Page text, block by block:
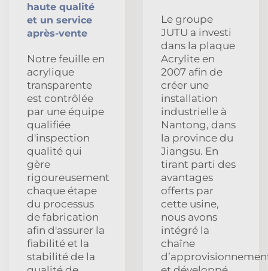
haute qualité
et un service
après-vente
Notre feuille en
acrylique
transparente
est contrôlée
par une équipe
qualifiée
d'inspection
qualité qui
gère
rigoureusement
chaque étape
du processus
de fabrication
afin d'assurer la
fiabilité et la
stabilité de la
Le groupe
JUTU a investi
dans la plaque
Acrylite en
2007 afin de
créer une
installation
industrielle à
Nantong, dans
la province du
Jiangsu. En
tirant parti des
avantages
offerts par
cette usine,
nous avons
intégré la
chaîne